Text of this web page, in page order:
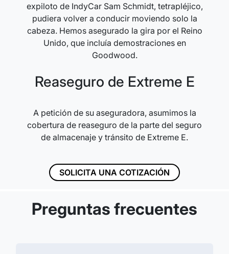
expiloto de IndyCar Sam Schmidt, tetrapléjico,
pudiera volver a conducir moviendo solo la
cabeza. Hemos asegurado la gira por el Reino
Unido, que incluía demostraciones en
Goodwood.
Reaseguro de Extreme E
A petición de su aseguradora, asumimos la
cobertura de reaseguro de la parte del seguro
de almacenaje y tránsito de Extreme E.
SOLICITA UNA COTIZACIÓN
Preguntas frecuentes